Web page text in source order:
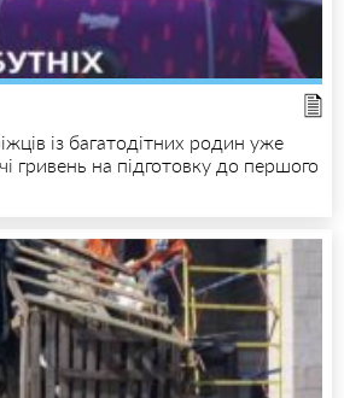
із багатодітних родин уже
гривень на підготовку до першого